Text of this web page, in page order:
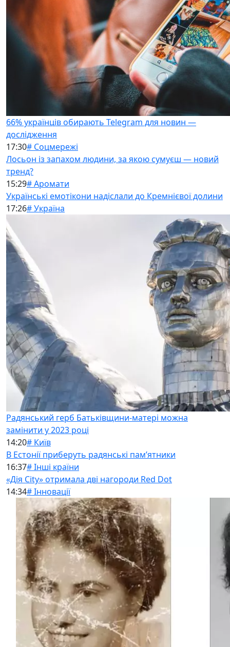
66% українців обирають Telegram для новин —
дослідження
17:30# Соцмережі
Лосьон із запахом людини, за якою сумуєш — новий
тренд?
15:29# Аромати
Українські емотікони надіслали до Кремнієвої долини
17:26# Україна
Радянський герб Батьківщини-матері можна
замінити у 2023 році
14:20# Київ
В Естонії приберуть радянські памʼятники
16:37# Інші країни
«Дія City» отримала дві нагороди Red Dot
14:34# Інновації